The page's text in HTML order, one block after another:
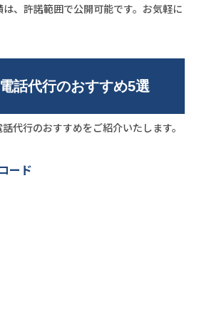
、許諾範囲で公開可能です。お気軽に
話代行のおすすめ5選
代行のおすすめをご紹介いたします。
ード